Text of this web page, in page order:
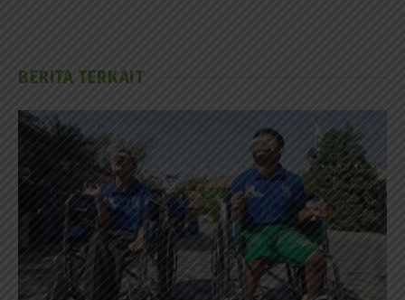
BERITA TERKAIT